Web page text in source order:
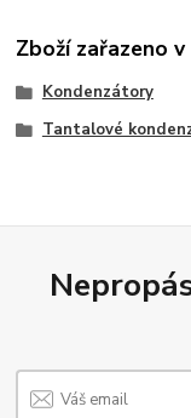
Zboží zařazeno
Kondenzátory
Tantalové